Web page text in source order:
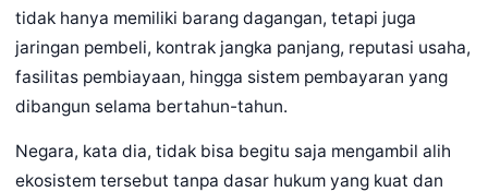
tidak hanya memiliki barang dagangan, tetapi juga
jaringan pembeli, kontrak jangka panjang, reputasi usaha,
fasilitas pembiayaan, hingga sistem pembayaran yang
dibangun selama bertahun-tahun.
Negara, kata dia, tidak bisa begitu saja mengambil alih
ekosistem tersebut tanpa dasar hukum yang kuat dan